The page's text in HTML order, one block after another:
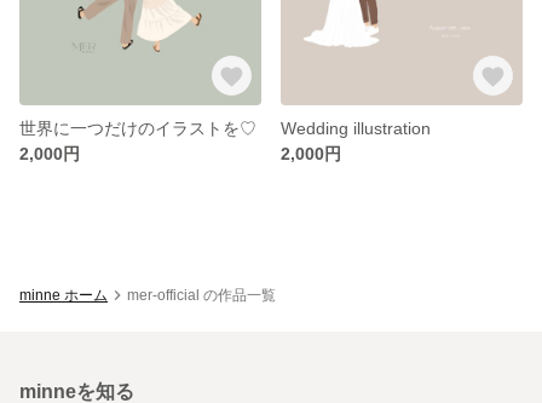
世界に一つだけのイラストを♡
2,000円
Wedding illustration
2,000円
minne ホーム mer-official の作品一覧
minneを知る